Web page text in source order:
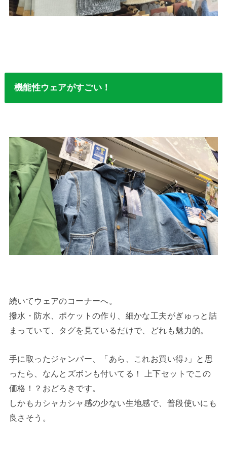
機能性ウェアがすごい！
続いてウェアのコーナーへ。
撥水・防水、ポケットの作り、細かな工夫がぎゅっと詰
まっていて、タグを見ているだけで、どれも魅力的。
手に取ったジャンパー、「あら、これお買い得♪」と思
ったら、なんとズボンも付いてる！ 上下セットでこの
価格！？おどろきです。
しかもカシャカシャ感の少ない生地感で、普段使いにも
良さそう。